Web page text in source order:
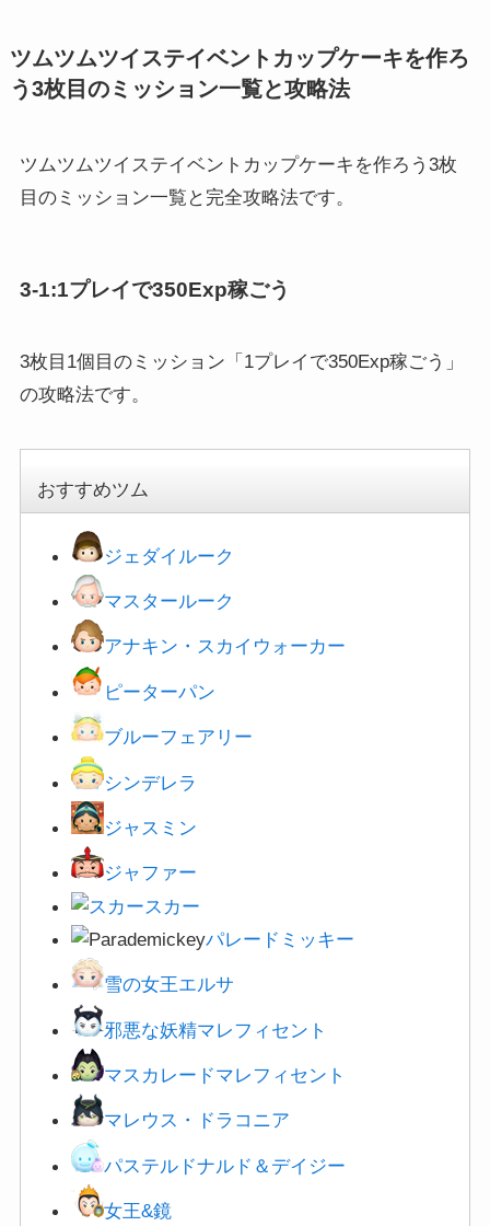
ツムツムツイステイベントカップケーキを作ろ
う3枚目のミッション一覧と攻略法
ツムツムツイステイベントカップケーキを作ろう3枚
目のミッション一覧と完全攻略法です。
3-1:1プレイで350Exp稼ごう
3枚目1個目のミッション「1プレイで350Exp稼ごう」
の攻略法です。
おすすめツム
ジェダイルーク
マスタールーク
アナキン・スカイウォーカー
ピーターパン
ブルーフェアリー
シンデレラ
ジャスミン
ジャファー
スカー
パレードミッキー
雪の女王エルサ
邪悪な妖精マレフィセント
マスカレードマレフィセント
マレウス・ドラコニア
パステルドナルド＆デイジー
女王&鏡